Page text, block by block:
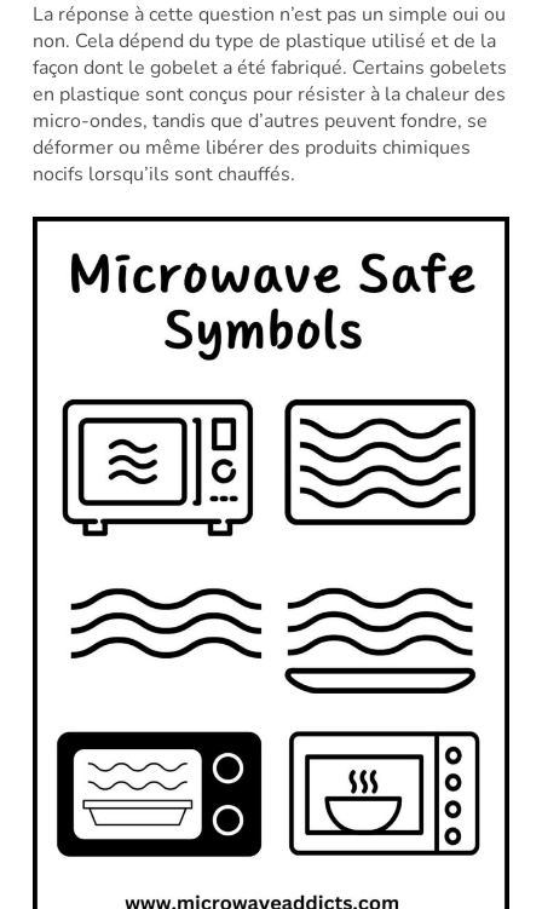
La réponse à cette question n’est pas un simple oui ou
non. Cela dépend du type de plastique utilisé et de la
façon dont le gobelet a été fabriqué. Certains gobelets
en plastique sont conçus pour résister à la chaleur des
micro-ondes, tandis que d’autres peuvent fondre, se
déformer ou même libérer des produits chimiques
nocifs lorsqu’ils sont chauffés.